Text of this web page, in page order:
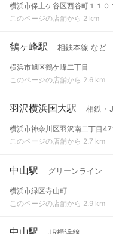
横浜市保土ケ谷区西谷町１１０
このページの店舗から 2 km
鶴ヶ峰駅 相鉄本線 など
横浜市旭区鶴ケ峰二丁目
このページの店舗から 2.6 km
羽沢横浜国大駅 相鉄・
横浜市神奈川区羽沢南二丁目
このページの店舗から 2.7 km
中山駅 グリーンライン
横浜市緑区寺山町
このページの店舗から 2.9 km